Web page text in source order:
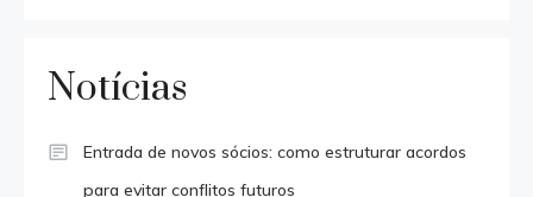
Notícias
Entrada de novos sócios: como estruturar acordos
para evitar conflitos futuros